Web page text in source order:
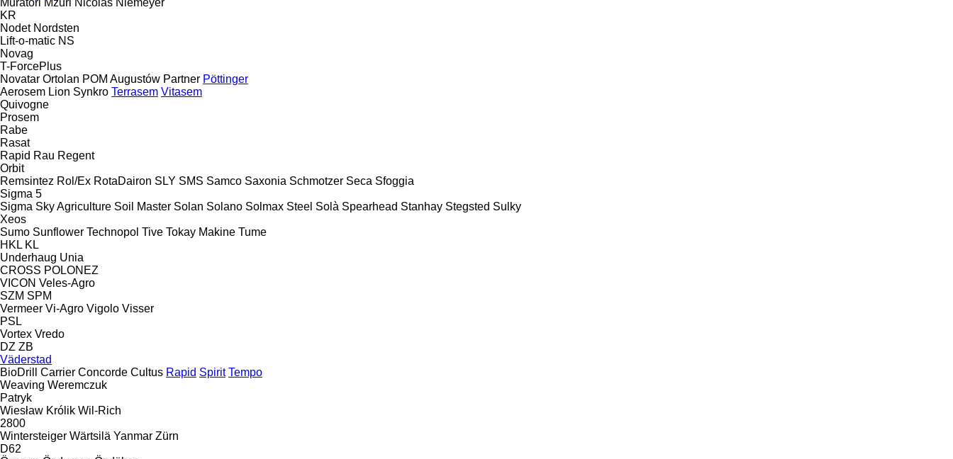
KR
Nodet Nordsten
Lift-o-matic NS
Novag
T-ForcePlus
Novatar Ortolan POM Augustów Partner Pöttinger
Aerosem Lion Synkro Terrasem Vitasem
Quivogne
Prosem
Rabe
Rasat
Rapid Rau Regent
Orbit
Remsintez Rol/Ex RotaDairon SLY SMS Samco Saxonia Schmotzer Seca Sfoggia
Sigma 5
Sigma Sky Agriculture Soil Master Solan Solano Solmax Steel Solà Spearhead Stanhay Stegsted Sulky
Xeos
Sumo Sunflower Technopol Tive Tokay Makine Tume
HKL KL
Underhaug Unia
CROSS POLONEZ
VICON Veles-Agro
SZM SPM
Vermeer Vi-Agro Vigolo Visser
PSL
Vortex Vredo
DZ ZB
Väderstad
BioDrill
Carrier Concorde Cultus Rapid Spirit Tempo
Weaving Weremczuk
Patryk
Wiesław Królik Wil-Rich
2800
Wintersteiger Wärtsilä Yanmar Zürn
D62